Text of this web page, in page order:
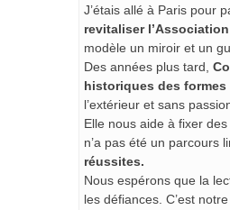
J’étais allé à Paris pour
revitaliser
modèle un miroir et un
Des années plus tard,
historiques des
l’extérieur et sans
Elle nous aide à fixer
n’a pas été un parcours
réussites.
Nous espérons que la
les défiances. C’est